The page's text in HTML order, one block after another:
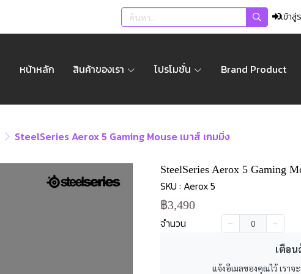
เข้าสู่
หน้าหลัก สินค้าของเรา โปรโมชั่น Brand Product
SteelSeries Aerox 5 Gaming Mouse เมาส์ เกมมิ่ง
SteelSeries Aerox 5 Gaming
SKU : Aerox 5
฿3,490
จำนวน
เตือ
แจ้งอีเมลของคุณไว้ เรา